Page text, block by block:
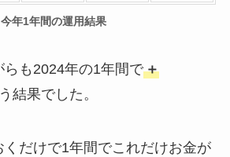
今年1年間の運用結果
も2024年の1年間で＋
結果でした。
くだけで1年間でこれだけお金が